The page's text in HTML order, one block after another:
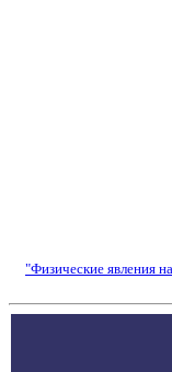
"Физические явления